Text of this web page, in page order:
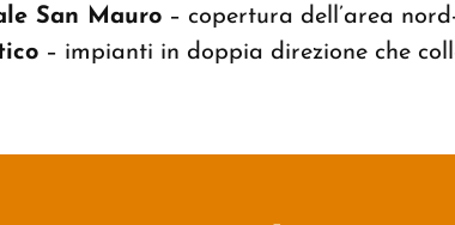
San Mauro – copertura dell’area
– impianti in doppia direzione che